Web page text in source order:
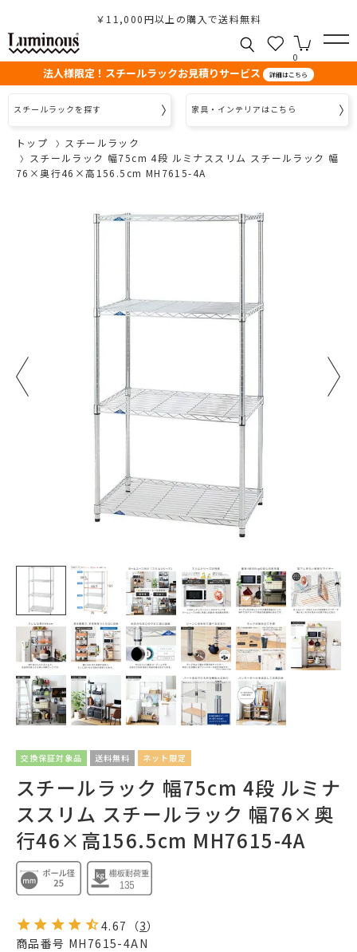
￥11,000円以上の購入で送料無料
0
法人様限定！スチールラックお見積りサービス 詳細はこちら
スチールラックを探す 家具・インテリアはこちら
トップ
スチールラック
スチールラック 幅75cm 4段 ルミナススリム スチールラック 幅
76×奥行46×高156.5cm MH7615-4A
交換保証対象品 送料無料 ネット限定
スチールラック 幅75cm 4段 ルミナ
ススリム スチールラック 幅76×奥
行46×高156.5cm MH7615-4A
4.67 （3）
商品番号 MH7615-4AN